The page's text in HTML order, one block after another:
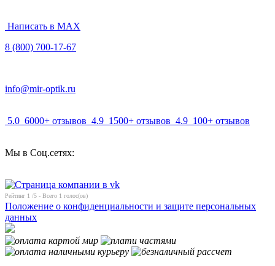
Написать в MAX
8 (800) 700-17-67
info@mir-optik.ru
5.0 6000+ отзывов 4.9 1500+ отзывов 4.9 100+ отзывов
Мы в Соц.сетях:
Рейтинг 1 /5 - Всего 1 голос(ов)
Положение о конфиденциальности и защите персональных
данных